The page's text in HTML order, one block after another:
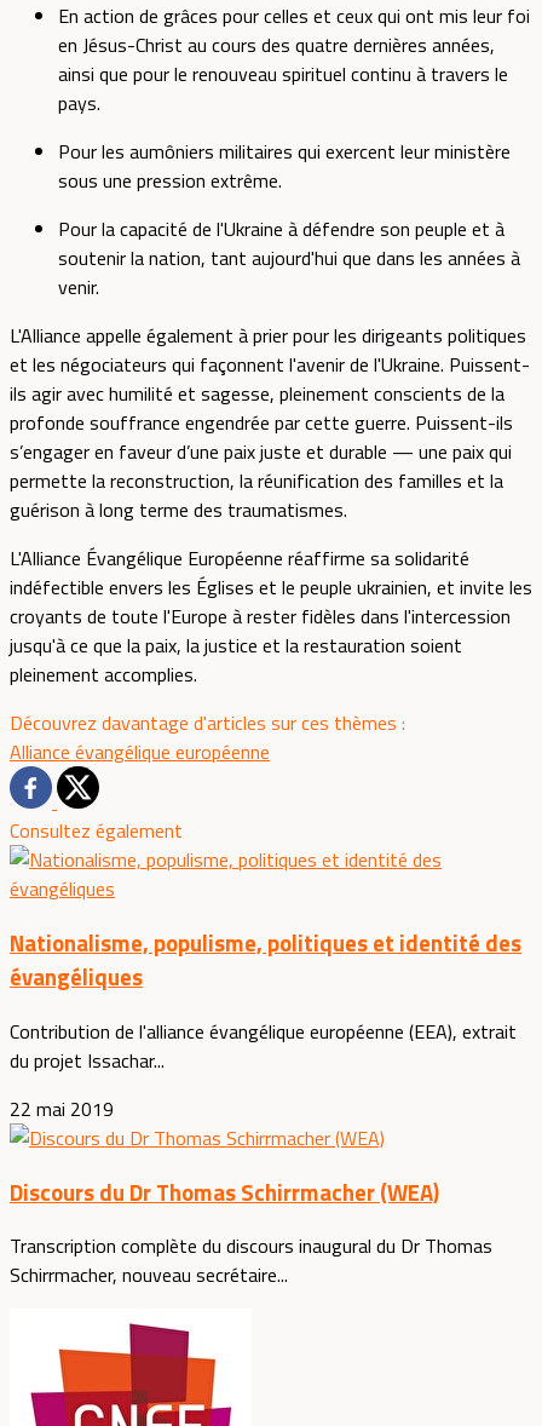
En action de grâces pour celles et ceux qui ont mis leur foi
en Jésus-Christ au cours des quatre dernières années,
ainsi que pour le renouveau spirituel continu à travers le
pays.
Pour les aumôniers militaires qui exercent leur ministère
sous une pression extrême.
Pour la capacité de l'Ukraine à défendre son peuple et à
soutenir la nation, tant aujourd'hui que dans les années à
venir.
L'Alliance appelle également à prier pour les dirigeants politiques
et les négociateurs qui façonnent l'avenir de l'Ukraine. Puissent-
ils agir avec humilité et sagesse, pleinement conscients de la
profonde souffrance engendrée par cette guerre. Puissent-ils
s’engager en faveur d’une paix juste et durable — une paix qui
permette la reconstruction, la réunification des familles et la
guérison à long terme des traumatismes.
L'Alliance Évangélique Européenne réaffirme sa solidarité
indéfectible envers les Églises et le peuple ukrainien, et invite les
croyants de toute l'Europe à rester fidèles dans l'intercession
jusqu'à ce que la paix, la justice et la restauration soient
pleinement accomplies.
Découvrez davantage d'articles sur ces thèmes :
Alliance évangélique européenne
Consultez également
Nationalisme, populisme, politiques et identité des
évangéliques
Contribution de l'alliance évangélique européenne (EEA), extrait
du projet Issachar...
22 mai 2019
Discours du Dr Thomas Schirrmacher (WEA)
Transcription complète du discours inaugural du Dr Thomas
Schirrmacher, nouveau secrétaire...